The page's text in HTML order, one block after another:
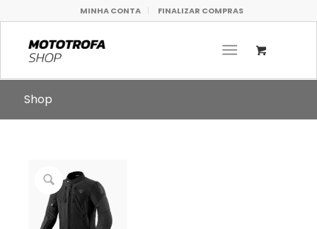
MINHA CONTA FINALIZAR COMPRAS
Shop